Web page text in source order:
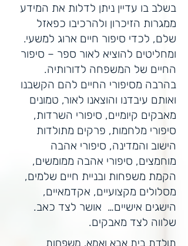
בשלב בו עדיין ניתן לדלות את המידע
ממגרות הזיכרון ולהרכיבו כפאזל
שלם, לכדי סיפור חיים ארוג למשעי.
ומחליטים להוציא לאור ספר – סיפור
החיים של המשפחה לדורותיה.
בהרבה מסיפורי החיים להם הקשבנו
ואותם עיבדנו והוצאנו לאור, טמונים
מאבקים קיומיים, סיפורי השרדות,
סיפורי מלחמות, פרקים מתולדות
הישוב והמדינה, סיפורי אהבה
מוחמצים, סיפורי אהבה ממומשים,
הקמת משפחות ובניית חיים שלמים,
מסלולים מקצועיים, אקדמאיים,
הישגים אישיים… אושר לצד כאב.
שלווה לצד מאבקים.
תולדת בית אבא ואמא. משפחות